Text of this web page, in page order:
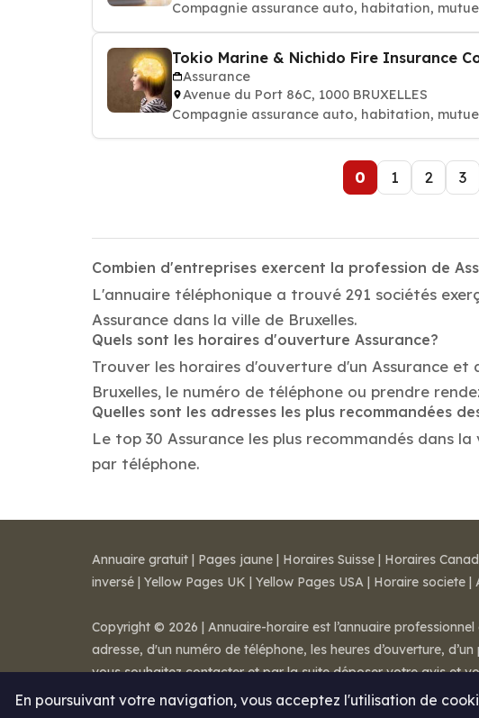
Compagnie assurance auto, habitation,
Tokio Marine & Nichido Fire Insurance
Assurance
Avenue du Port 86C, 1000 BRUXELLES
Compagnie assurance auto, habitation,
0 1 2 3
Combien d'entreprises exercent la profession de
L'annuaire téléphonique a trouvé 291 sociétés
Assurance dans la ville de Bruxelles.
Quels sont les horaires d'ouverture Assurance?
Trouver les horaires d'ouverture d'un Assurance et
Bruxelles, le numéro de téléphone ou prendre
Quelles sont les adresses les plus recommandées
Le top 30 Assurance les plus recommandés dans
par téléphone.
En poursuivant votre navigation, vous acceptez l'utilisation de
Annuaire gratuit | Pages jaune | Horaires Suisse | Horaires
inversé | Yellow Pages UK | Yellow Pages USA | Horaire societe |
Copyright © 2026 | Annuaire-horaire est l’annuaire
adresse, d'un numéro de téléphone, les heures d’ouverture,
vous souhaitez contacter et par la suite déposer votre avis et
Mentions légales-Conditions de ventes- Contact